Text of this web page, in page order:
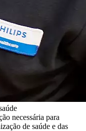
necessária para
de saúde e das